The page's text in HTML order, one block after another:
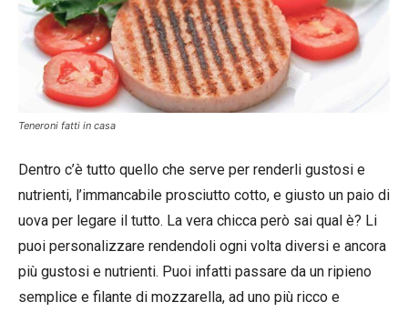
Teneroni fatti in casa
Dentro c’è tutto quello che serve per renderli gustosi e
nutrienti, l’immancabile prosciutto cotto, e giusto un paio di
uova per legare il tutto. La vera chicca però sai qual è? Li
puoi personalizzare rendendoli ogni volta diversi e ancora
più gustosi e nutrienti. Puoi infatti passare da un ripieno
semplice e filante di mozzarella, ad uno più ricco e